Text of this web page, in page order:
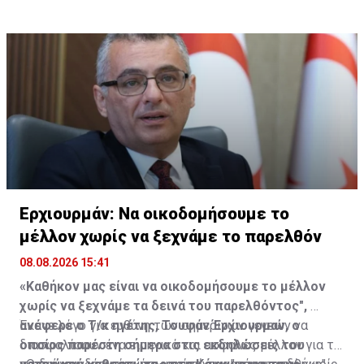
Ερχιουρμάν: Να οικοδομήσουμε το
μέλλον χωρίς να ξεχνάμε το παρελθόν
08.08.2026 15:41
«Καθήκον μας είναι να οικοδομήσουμε το μέλλον
χωρίς να ξεχνάμε τα δεινά του παρελθόντος",
ανέφερε ο Τ/κ ηγέτης, Τουφάν Έρχιουρμαν, ο
οποίος παρέστη σήμερα στις εκδηλώσεις του
Έκανε λόγο για ευθύνη των σημερινών γενεών να
διασφαλίσουν ένα ειρηνικό και ασφαλές μέλλον για τα